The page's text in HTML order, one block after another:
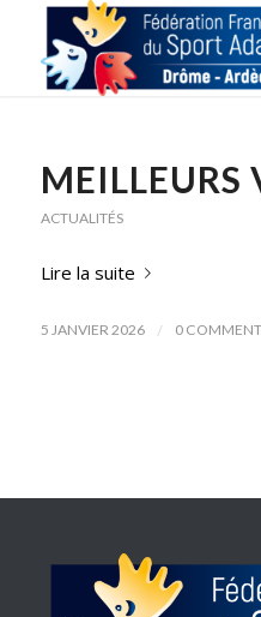
ACTUALITÉS
Lire la suite
5 JANVIER 2026 / 0